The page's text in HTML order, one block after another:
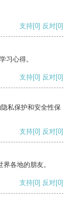
支持[0] 反对[0]
习心得。
支持[0] 反对[0]
私保护和安全性保
支持[0] 反对[0]
各地的朋友。
支持[0] 反对[0]